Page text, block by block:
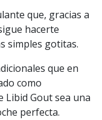
que, gracias a
hacerte
simples gotitas.
que en
como
Libid Gout sea una
perfecta.